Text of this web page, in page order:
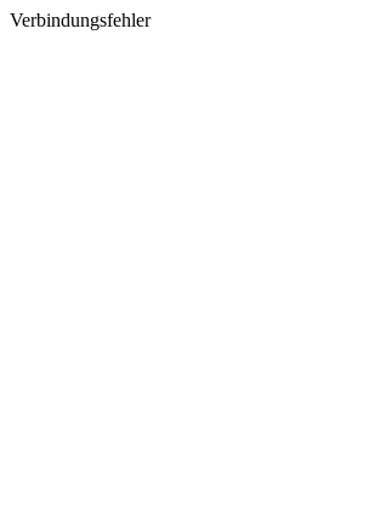
Verbindungsfehler